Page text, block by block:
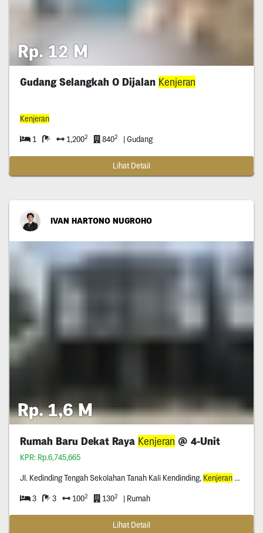
Rp. 12 M
Gudang Selangkah O Dijalan Kenjeran
Kenjeran
1 1,2002 8402 | Gudang
Lihat Detail
IVAN HARTONO NUGROHO
Rp. 1,6 M
Rumah Baru Dekat Raya Kenjeran @ 4-Unit
KPR: Rp.6,745,665
Jl. Kedinding Tengah Sekolahan Tanah Kali Kendinding, KenjeranSurabaya
3 3 1002 1302 | Rumah
Lihat Detail